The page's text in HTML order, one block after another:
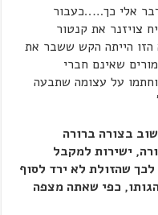
אלי כך…..כעבור
צויזנר את קנטור
הייתה הקש ששבר את
המורים שאינם חברי
על עצומה שתבעה
בצורה ברורה
ישירות למקבל
שהזולת לא ירד לסוף
כפי שאתה מצפה